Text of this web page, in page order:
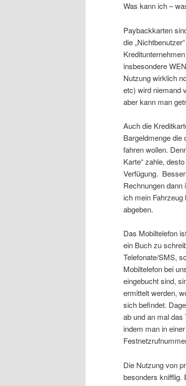
Was kann ich –
Paybackkarten
die
insbesondere
Nutzung wirklich
etc) wird niemand
aber kann man
Auch die
Bargeldmenge die
fahren wollen.
Karte“ zahle,
Verfügung.
Rechnungen
ich mein
abgeben.
Das Mobiltelefon
ein Buch zu
Telefonate/SMS,
Mobiltelefon bei
eingebucht sind,
ermittelt werden,
sich befindet.
ab und an mal das
indem man in
Die Nutzung von
besonders knifflig.